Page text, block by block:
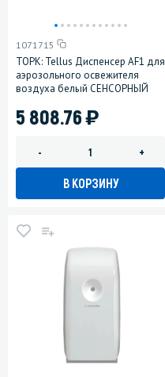
1071715
ТОРК: Tellus Диспенсер AF1 для
аэрозольного освежителя
воздуха белый СЕНСОРНЫЙ
5 808.76)
- +
В КОРЗИНУ